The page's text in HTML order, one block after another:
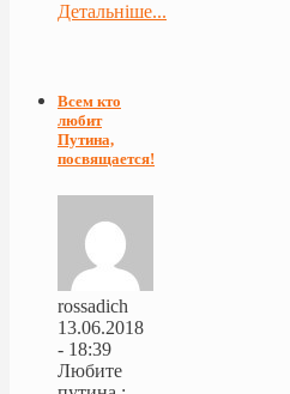
Детальніше...
Всем кто
любит
Путина,
посвящается!
rossadich
13.06.2018
- 18:39
Любите